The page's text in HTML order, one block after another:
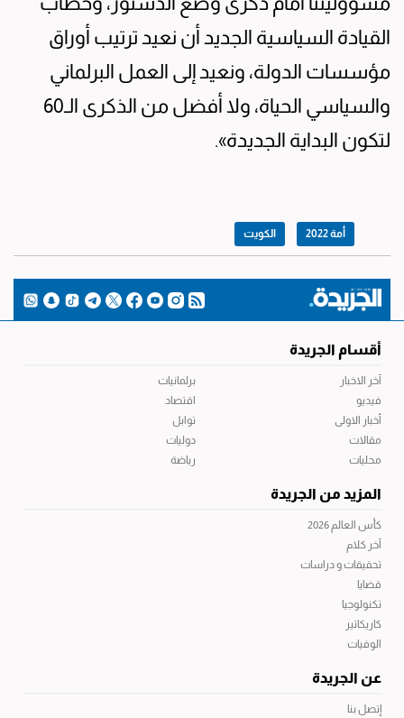
القيادة السياسية الجديد أن نعيد ترتيب أوراق
مؤسسات الدولة، ونعيد إلى العمل البرلماني
والسياسي الحياة، ولا أفضل من الذكرى الـ60
لتكون البداية الجديدة».
أمة 2022 الكويت
أقسام الجريدة
آخر الاخبار
فيديو
أخبار الاولى
مقالات
محليات
برلمانيات
اقتصاد
توابل
دوليات
رياضة
المزيد من الجريدة
كأس العالم 2026
آخر كلام
تحقيقات و دراسات
قضايا
تكنولوجيا
كاريكاتير
الوفيات
عن الجريدة
إتصل بنا